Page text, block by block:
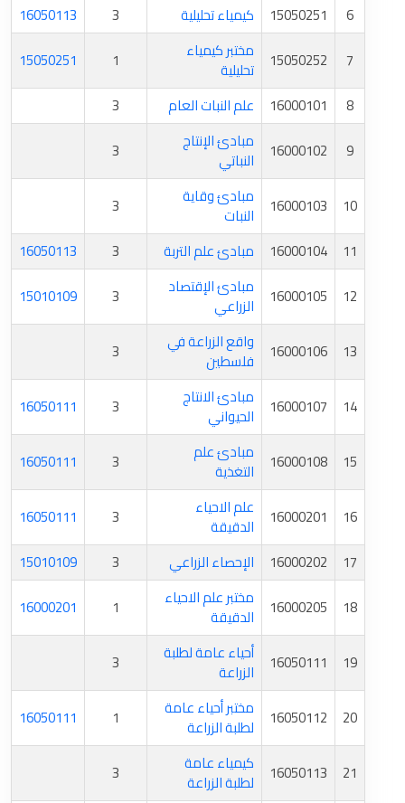
6
15050251 كيمياء تحليلية 3
16050113
7
15050252 مختبر كيمياء
تحليلية 1
15050251
8
16000101 علم النبات العام
3
9
16000102 مبادئ الإنتاج
النباتي 3
10
16000103 مبادئ وقاية
النبات
3
11
16000104 مبادئ علم التربة 3
16050113
12
16000105 مبادئ الإقتصاد
الزراعي 3
15010109
13
16000106 واقع الزراعة في
فلسطين 3
14
16000107 مبادئ الانتاج
الحيواني 3
16050111
15
16000108 مبادئ علم
التغذية 3
16050111
16
16000201 علم الاحياء
الدقيقة 3
16050111
17
16000202 الإحصاء الزراعي 3
15010109
18
16000205 مختبر علم الاحياء
الدقيقة 1
16000201
19
16050111 أحياء عامة لطلبة
الزراعة 3
20
16050112 مختبر أحياء عامة
لطلبة الزراعة 1
16050111
21
16050113 كيمياء عامة
لطلبة الزراعة 3